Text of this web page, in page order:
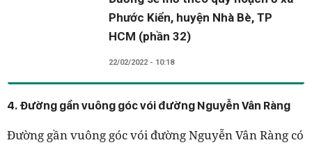
Phước Kiển, huyện Nhà Bè, TP
HCM (phần 32)
22/02/2022 - 10:18
4. Đường gần vuông góc vói đường Nguyễn Vân Ràng
Đường gần vuông góc vói đường Nguyễn Vân Ràng có